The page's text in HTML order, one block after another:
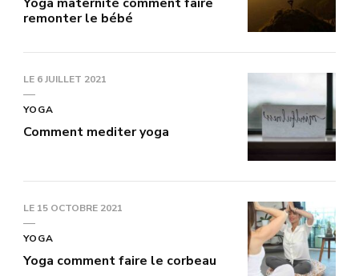
remonter le bébé
LE 6 JUILLET 2021
YOGA
Comment mediter yoga
LE 15 OCTOBRE 2021
YOGA
Yoga comment faire le corbeau